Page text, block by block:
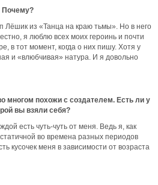
Почему?
из «Танца на краю тьмы». Но в него
я люблю всех моих героинь и почти
в тот момент, когда о них пишу. Хотя у
и «влюбчивая» натура. И я довольно
многом похожи с создателем. Есть ли у
вы взяли себя?
есть чуть-чуть от меня. Ведь я, как
во времена разных периодов
кусочек меня в зависимости от возраста